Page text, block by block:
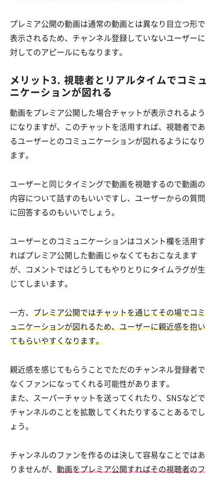
プレミア公開の動画は通常の動画とは異なり目立つ形で
表示されるため、チャンネル登録していないユーザーに
対してのアピールにもなります。
メリット3. 視聴者とリアルタイムでコミュ
ニケーションが図れる
動画をプレミア公開した場合チャットが表示されるよう
になりますが、このチャットを活用すれば、視聴者であ
るユーザーとのコミュニケーションが図れるようになり
ます。
ユーザーと同じタイミングで動画を視聴するので動画の
内容について話すのもいいですし、ユーザーからの質問
に回答するのもいいでしょう。
ユーザーとのコミュニケーションはコメント欄を活用す
ればプレミア公開した動画じゃなくてもおこなえます
が、コメントではどうしてもやりとりにタイムラグが生
じてしまいます。
一方、 プレミア公開ではチャットを通じてその場でコミ
ュニケーションが図れるため、ユーザーに親近感を抱い
てもらいやすくなります。
親近感を感じてもらうことでただのチャンネル登録者で
なくファンになってくれる可能性があります。
また、スーパーチャットを送ってくれたり、SNSなどで
チャンネルのことを拡散してくれたりすることあるでし
ょう。
チャンネルのファンを作るのは決して容易なことではあ
りませんが、 動画をプレミア公開すればその視聴者のフ